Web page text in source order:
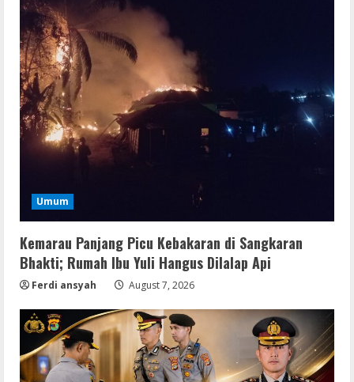
Umum
Kemarau Panjang Picu Kebakaran di Sangkaran
Bhakti; Rumah Ibu Yuli Hangus Dilalap Api
Ferdi ansyah August 7, 2026